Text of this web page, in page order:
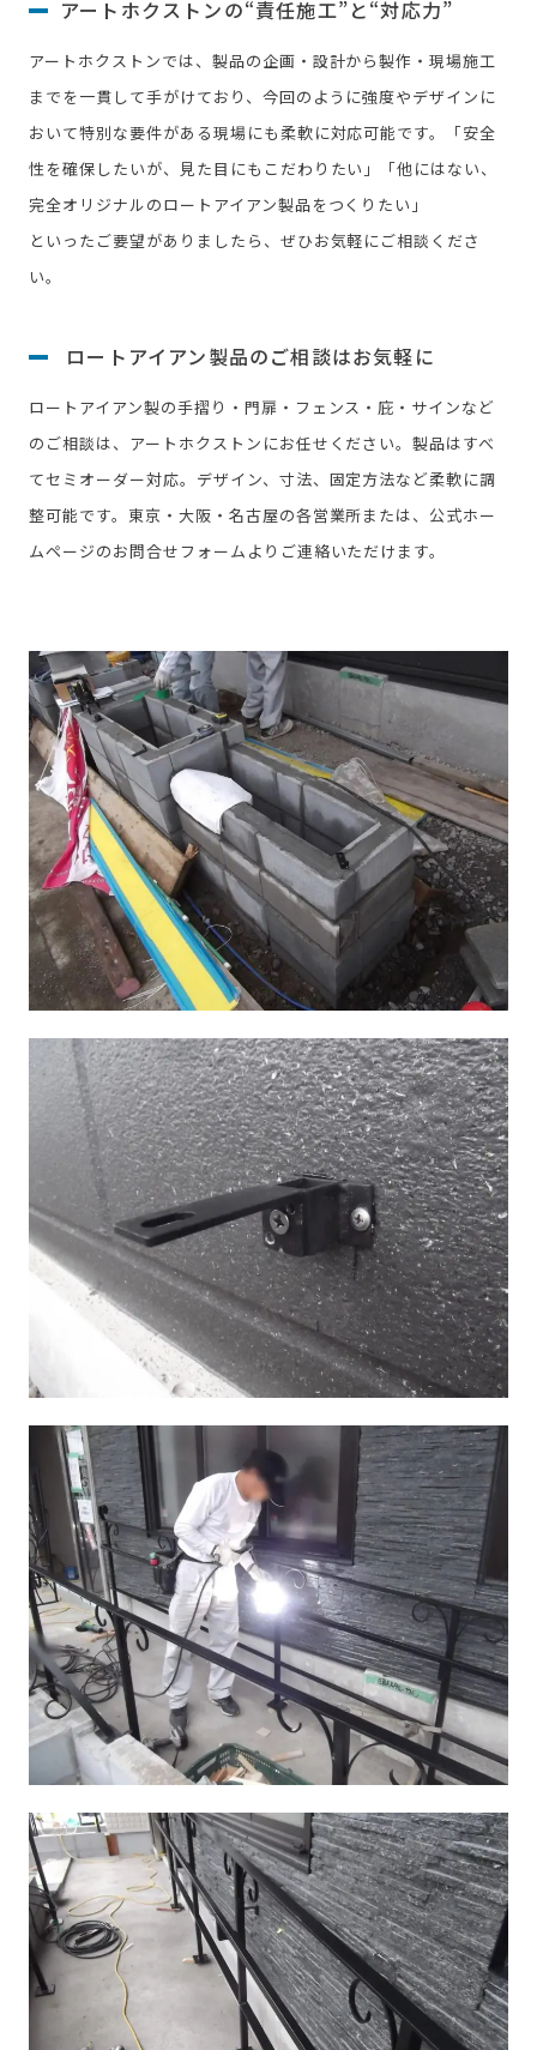
アートホクストンの“責任施工”と“対応力”
アートホクストンでは、製品の企画・設計から製作・現場施工
までを一貫して手がけており、今回のように強度やデザインに
おいて特別な要件がある現場にも柔軟に対応可能です。「安全
性を確保したいが、見た目にもこだわりたい」「他にはない、
完全オリジナルのロートアイアン製品をつくりたい」
といったご要望がありましたら、ぜひお気軽にご相談くださ
い。
ロートアイアン製品のご相談はお気軽に
ロートアイアン製の手摺り・門扉・フェンス・庇・サインなど
のご相談は、アートホクストンにお任せください。製品はすべ
てセミオーダー対応。デザイン、寸法、固定方法など柔軟に調
整可能です。東京・大阪・名古屋の各営業所または、公式ホー
ムページのお問合せフォームよりご連絡いただけます。